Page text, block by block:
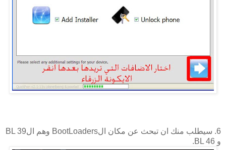
6. سيطلب منك ان تبحث عن مكان الBootLoaders وهم الBL 39
و BL 46.